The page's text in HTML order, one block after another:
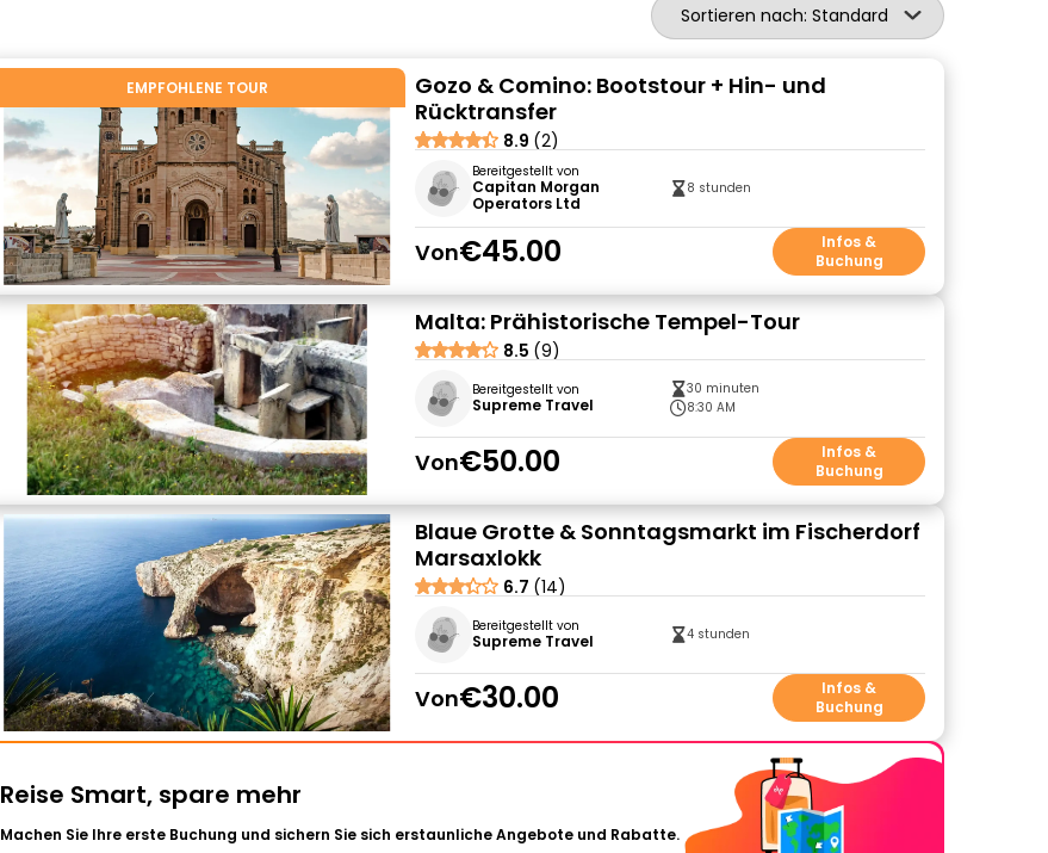
Sortieren nach: Standard
EMPFOHLENE TOUR
Gozo & Comino: Bootstour + Hin- und
Rücktransfer
8.9 (2)
Bereitgestellt von
Capitan Morgan
Operators Ltd
8 stunden
Von€45.00
Infos &
Buchung
Malta: Prähistorische Tempel-Tour
8.5 (9)
Bereitgestellt von
Supreme Travel
30 minuten
8:30 AM
Von€50.00
Infos &
Buchung
Blaue Grotte & Sonntagsmarkt im Fischerdorf
Marsaxlokk
6.7 (14)
Bereitgestellt von
Supreme Travel 4 stunden
Von€30.00
Infos &
Buchung
Reise Smart, spare mehr
Machen Sie Ihre erste Buchung und sichern Sie sich erstaunliche Angebote und Rabatte.